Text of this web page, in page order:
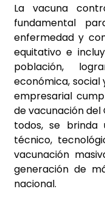
La vacuna
fundamental
enfermedad y
equitativo e
población,
económica, social
empresarial
de vacunación
todos, se brinda
técnico,
vacunación
generación de
nacional.